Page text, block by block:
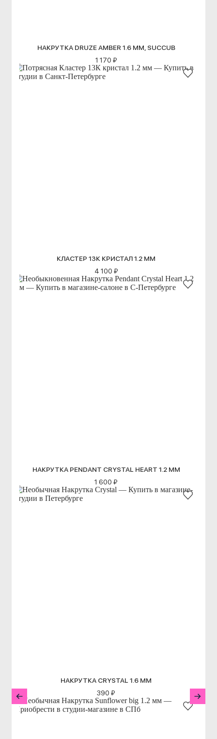
НАКРУТКА DRUZE AMBER 1.6 ММ, SUCCUB
1 170 ₽
КЛАСТЕР 13К КРИСТАЛ 1.2 ММ
4 100 ₽
НАКРУТКА PENDANT CRYSTAL HEART 1.2 ММ
1 600 ₽
НАКРУТКА CRYSTAL 1.6 ММ
390 ₽